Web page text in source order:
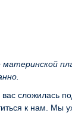
сложилась
к нам. Мы